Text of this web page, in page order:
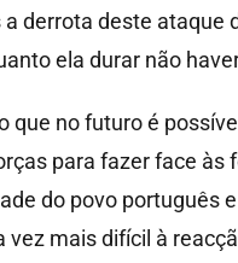
a derrota deste ataque
ela durar não
que no futuro é
para fazer face às
do povo português
vez mais difícil à